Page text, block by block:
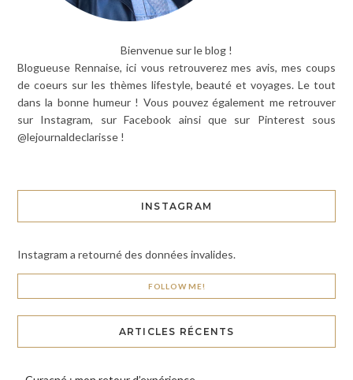
Bienvenue sur le blog !
Blogueuse Rennaise, ici vous retrouverez mes avis, mes coups
de coeurs sur les thèmes lifestyle, beauté et voyages. Le tout
dans la bonne humeur ! Vous pouvez également me retrouver
sur Instagram, sur Facebook ainsi que sur Pinterest sous
@lejournaldeclarisse !
INSTAGRAM
Instagram a retourné des données invalides.
FOLLOW ME!
ARTICLES RÉCENTS